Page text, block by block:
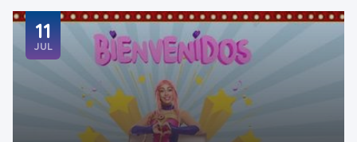
11
JUL